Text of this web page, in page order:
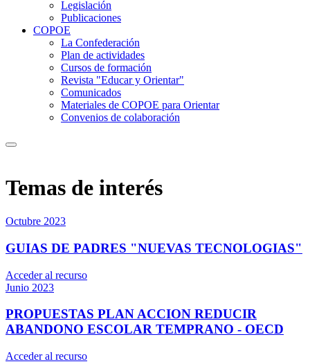
Legislación
Publicaciones
COPOE
La Confederación
Plan de actividades
Cursos de formación
Revista "Educar y Orientar"
Comunicados
Materiales de COPOE para Orientar
Convenios de colaboración
Temas de interés
Octubre 2023
GUIAS DE PADRES "NUEVAS TECNOLOGIAS"
Acceder al recurso
Junio 2023
PROPUESTAS PLAN ACCION REDUCIR
ABANDONO ESCOLAR TEMPRANO - OECD
Acceder al recurso